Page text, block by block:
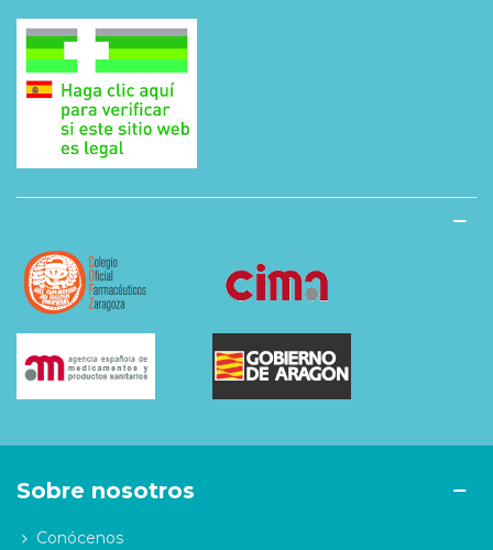
Sobre nosotros
Conócenos